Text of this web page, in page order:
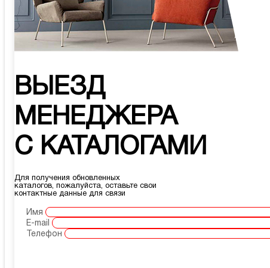
ВЫЕЗД
МЕНЕДЖЕРА
С КАТАЛОГАМИ
Для получения обновленных
каталогов, пожалуйста, оставьте свои
контактные данные для связи
Имя
E-mail
Телефон